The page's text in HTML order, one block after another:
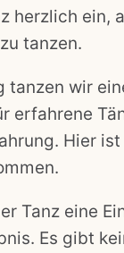
herzlich ein,
tanzen.
tanzen wir
erfahrene
Hier
Tanz eine
Es gibt